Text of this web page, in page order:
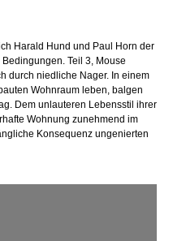
Harald Hund und Paul Horn der
Teil 3, Mouse
durch niedliche Nager. In einem
Wohnraum leben, balgen
Dem unlauteren Lebensstil ihrer
Wohnung zunehmend im
Konsequenz ungenierten